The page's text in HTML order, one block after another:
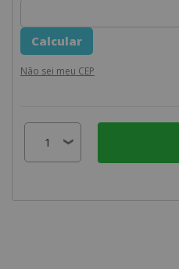
Não sei meu CEP